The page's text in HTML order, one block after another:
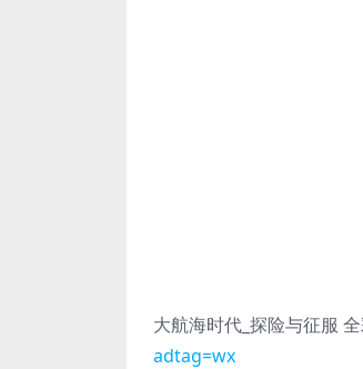
大航海时代_探险与征服
adtag=wx